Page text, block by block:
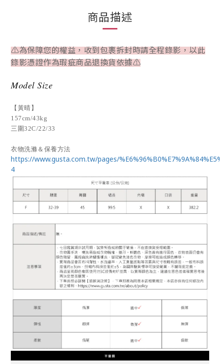
商品描述
⚠為保障您的權益，收到包裹拆封時請全程錄影，以此
錄影憑證作為瑕疵商品退換貨依據⚠
Model Size
【黃晴】
157cm/43kg
三圍32C/22/33
衣物洗滌＆保養方法
https://www.gusta.com.tw/pages/
4